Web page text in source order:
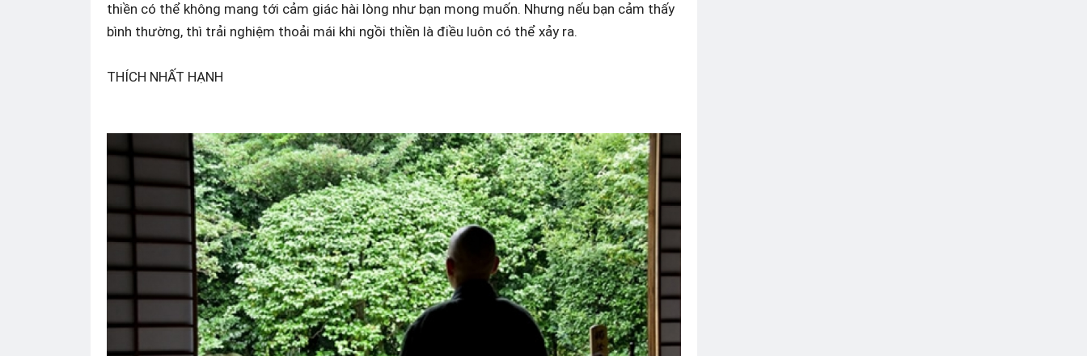
thiền có thể không mang tới cảm giác hài lòng như bạn mong muốn. Nhưng nếu bạn cảm thấy
bình thường, thì trải nghiệm thoải mái khi ngồi thiền là điều luôn có thể xảy ra.
THÍCH NHẤT HẠNH